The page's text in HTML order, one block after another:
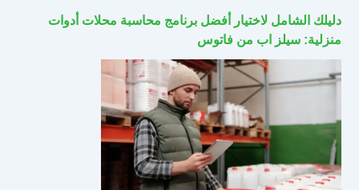
دليلك الشامل لاختيار أفضل برنامج محاسبة محلات أدوات
منزلية: سيلز اب من فاتوس